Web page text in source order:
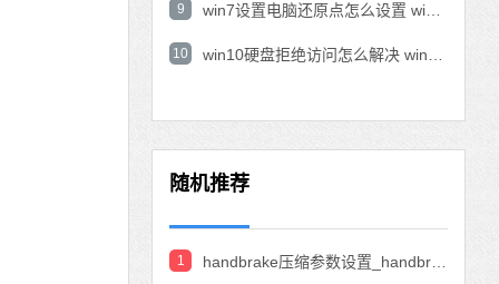
9
10
随机推荐
1